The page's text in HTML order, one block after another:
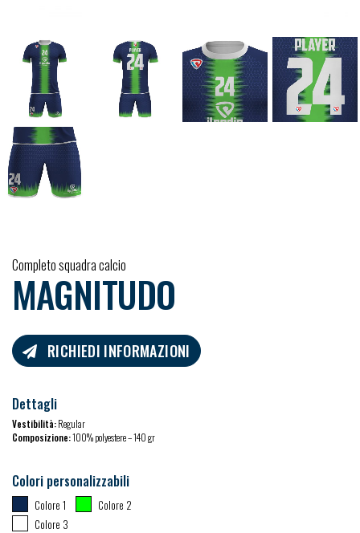
Completo squadra calcio
MAGNITUDO
RICHIEDI INFORMAZIONI
Dettagli
Vestibilità:Regular
Composizione:100% polyestere – 140 gr
Colori personalizzabili
Colore 1
Colore 2
Colore 3